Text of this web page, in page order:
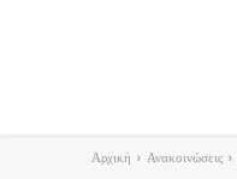
Αρχική Ανακοινώσεις